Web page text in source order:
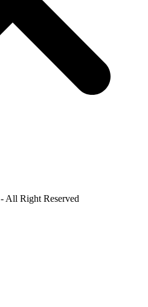
- All Right Reserved